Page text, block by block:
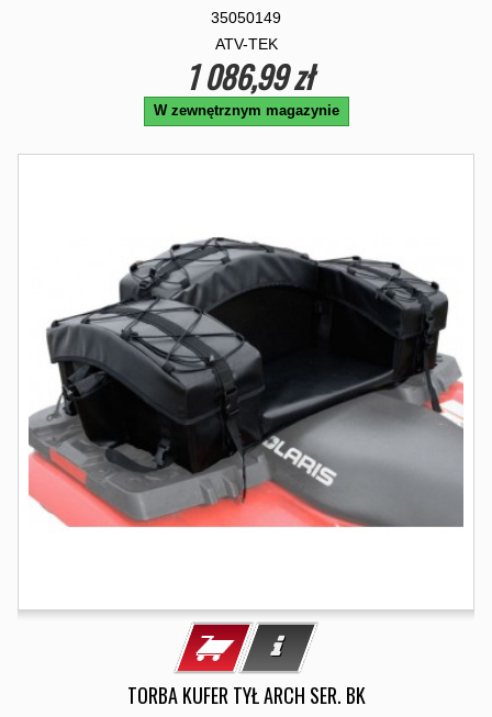
35050149
ATV-TEK
1 086,99 zł
W zewnętrznym magazynie
TORBA KUFER TYŁ ARCH SER. BK